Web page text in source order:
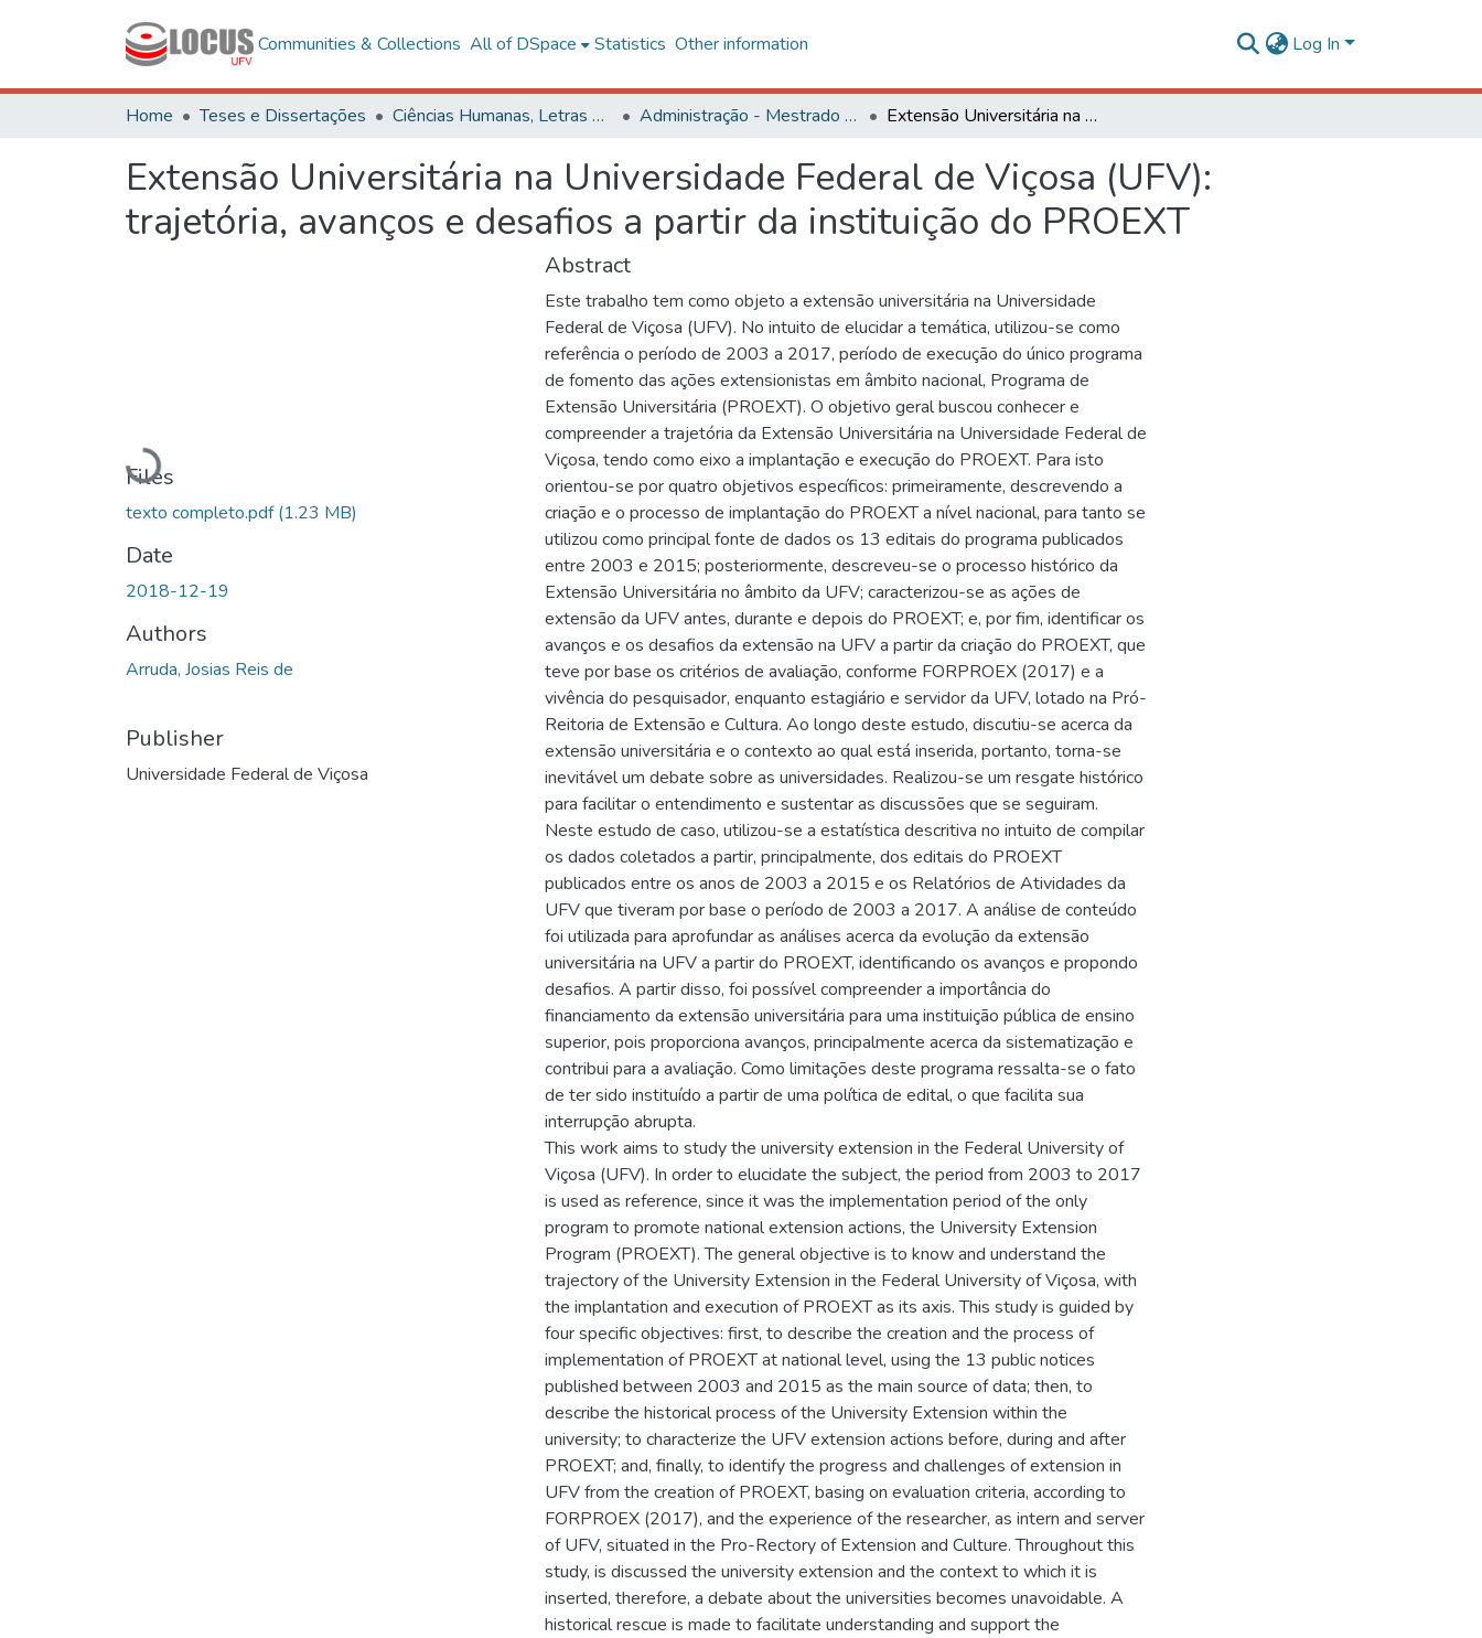
Communities & Collections All of DSpace Statistics Other information Log In
Home Teses e Dissertações Ciências Humanas, Letras e Artes Administração - Mestrado Profissional Extensão Universitária na Universidade Federal de Viçosa (UFV): trajetória, avanços e desafios a partir da instituição do PROEXT
Extensão Universitária na Universidade Federal de Viçosa (UFV):
trajetória, avanços e desafios a partir da instituição do PROEXT
Loading...
Files
texto completo.pdf(1.23 MB)
Date
2018-12-19
Authors
Arruda, Josias Reis de
Publisher
Universidade Federal de Viçosa
Abstract
Este trabalho tem como objeto a extensão universitária na Universidade
Federal de Viçosa (UFV). No intuito de elucidar a temática, utilizou-se como
referência o período de 2003 a 2017, período de execução do único programa
de fomento das ações extensionistas em âmbito nacional, Programa de
Extensão Universitária (PROEXT). O objetivo geral buscou conhecer e
compreender a trajetória da Extensão Universitária na Universidade Federal de
Viçosa, tendo como eixo a implantação e execução do PROEXT. Para isto
orientou-se por quatro objetivos específicos: primeiramente, descrevendo a
criação e o processo de implantação do PROEXT a nível nacional, para tanto se
utilizou como principal fonte de dados os 13 editais do programa publicados
entre 2003 e 2015; posteriormente, descreveu-se o processo histórico da
Extensão Universitária no âmbito da UFV; caracterizou-se as ações de
extensão da UFV antes, durante e depois do PROEXT; e, por fim, identificar os
avanços e os desafios da extensão na UFV a partir da criação do PROEXT, que
teve por base os critérios de avaliação, conforme FORPROEX (2017) e a
vivência do pesquisador, enquanto estagiário e servidor da UFV, lotado na Pró-
Reitoria de Extensão e Cultura. Ao longo deste estudo, discutiu-se acerca da
extensão universitária e o contexto ao qual está inserida, portanto, torna-se
inevitável um debate sobre as universidades. Realizou-se um resgate histórico
para facilitar o entendimento e sustentar as discussões que se seguiram.
Neste estudo de caso, utilizou-se a estatística descritiva no intuito de compilar
os dados coletados a partir, principalmente, dos editais do PROEXT
publicados entre os anos de 2003 a 2015 e os Relatórios de Atividades da
UFV que tiveram por base o período de 2003 a 2017. A análise de conteúdo
foi utilizada para aprofundar as análises acerca da evolução da extensão
universitária na UFV a partir do PROEXT, identificando os avanços e propondo
desafios. A partir disso, foi possível compreender a importância do
financiamento da extensão universitária para uma instituição pública de ensino
superior, pois proporciona avanços, principalmente acerca da sistematização e
contribui para a avaliação. Como limitações deste programa ressalta-se o fato
de ter sido instituído a partir de uma política de edital, o que facilita sua
interrupção abrupta.
This work aims to study the university extension in the Federal University of
Viçosa (UFV). In order to elucidate the subject, the period from 2003 to 2017
is used as reference, since it was the implementation period of the only
program to promote national extension actions, the University Extension
Program (PROEXT). The general objective is to know and understand the
trajectory of the University Extension in the Federal University of Viçosa, with
the implantation and execution of PROEXT as its axis. This study is guided by
four specific objectives: first, to describe the creation and the process of
implementation of PROEXT at national level, using the 13 public notices
published between 2003 and 2015 as the main source of data; then, to
describe the historical process of the University Extension within the
university; to characterize the UFV extension actions before, during and after
PROEXT; and, finally, to identify the progress and challenges of extension in
UFV from the creation of PROEXT, basing on evaluation criteria, according to
FORPROEX (2017), and the experience of the researcher, as intern and server
of UFV, situated in the Pro-Rectory of Extension and Culture. Throughout this
study, is discussed the university extension and the context to which it is
inserted, therefore, a debate about the universities becomes unavoidable. A
historical rescue is made to facilitate understanding and support the